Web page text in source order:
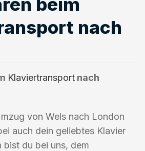
nach
Klaviertransport nach
von Wels nach London
auch dein geliebtes Klavier
bist du bei uns, dem